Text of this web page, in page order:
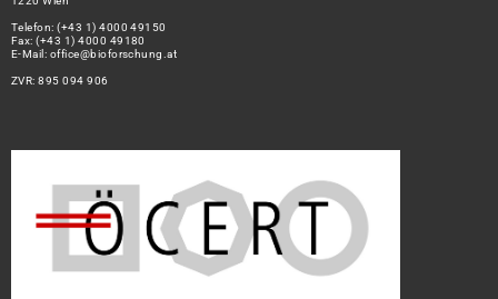
Telefon:(+43 1) 4000 49150
Fax: (+43 1) 4000 49180
E-Mail: office@bioforschung.at
ZVR: 895 094 906